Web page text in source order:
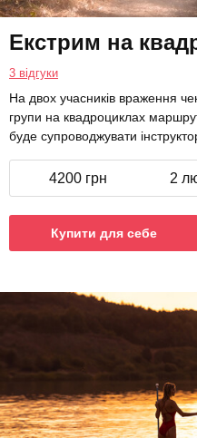
Екстрим на
3 відгуки
На двох учасників враження
групи на квадроциклах
буде супроводжувати
4200 грн 2
Купити для себе